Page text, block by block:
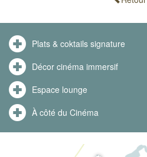
Plats & coktails signature
Décor cinéma immersif
Espace lounge
À côté du Cinéma